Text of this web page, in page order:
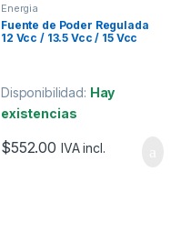
Energia
Fuente de Poder Regulada
12 Vcc / 13.5 Vcc / 15 Vcc
Disponibilidad: Hay
existencias
$552.00 IVA incl.